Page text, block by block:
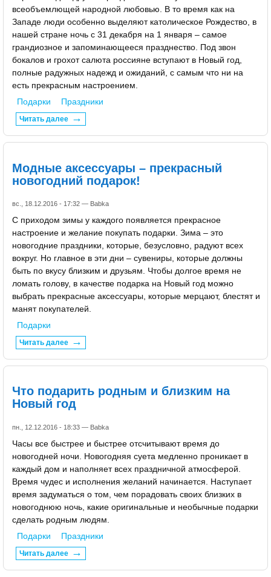
всеобъемлющей народной любовью. В то время как на
Западе люди особенно выделяют католическое Рождество, в
нашей стране ночь с 31 декабря на 1 января – самое
грандиозное и запоминающееся празднество. Под звон
бокалов и грохот салюта россияне вступают в Новый год,
полные радужных надежд и ожиданий, с самым что ни на
есть прекрасным настроением.
Подарки
Праздники
Читать далее
Модные аксессуары – прекрасный
новогодний подарок!
вс., 18.12.2016 - 17:32 — Babka
С приходом зимы у каждого появляется прекрасное
настроение и желание покупать подарки. Зима – это
новогодние праздники, которые, безусловно, радуют всех
вокруг. Но главное в эти дни – сувениры, которые должны
быть по вкусу близким и друзьям. Чтобы долгое время не
ломать голову, в качестве подарка на Новый год можно
выбрать прекрасные аксессуары, которые мерцают, блестят и
манят покупателей.
Подарки
Читать далее
Что подарить родным и близким на
Новый год
пн., 12.12.2016 - 18:33 — Babka
Часы все быстрее и быстрее отсчитывают время до
новогодней ночи. Новогодняя суета медленно проникает в
каждый дом и наполняет всех праздничной атмосферой.
Время чудес и исполнения желаний начинается. Наступает
время задуматься о том, чем порадовать своих близких в
новогоднюю ночь, какие оригинальные и необычные подарки
сделать родным людям.
Подарки
Праздники
Читать далее